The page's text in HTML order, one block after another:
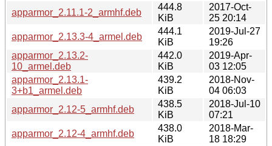
apparmor_2.11.1-2_armhf.deb
444.8
KiB
2017-Oct-
25 20:14
apparmor_2.13.3-4_armel.deb
444.1
KiB
2019-Jul-27
19:26
apparmor_2.13.2-
10_armel.deb
442.0
KiB
2019-Apr-
03 12:05
apparmor_2.13.1-
3+b1_armel.deb
439.2
KiB
2018-Nov-
04 06:03
apparmor_2.12-5_armhf.deb
438.5
KiB
2018-Jul-10
07:21
apparmor_2.12-4_armhf.deb
438.0
KiB
2018-Mar-
18 18:29